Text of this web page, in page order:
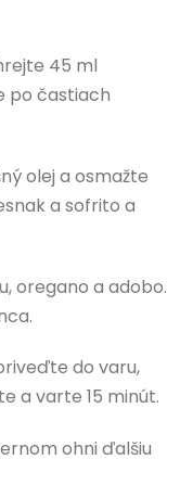
45 ml
po častiach
olej a osmažte
a sofrito a
oregano a adobo.
do varu,
a varte 15 minút.
ohni ďalšiu